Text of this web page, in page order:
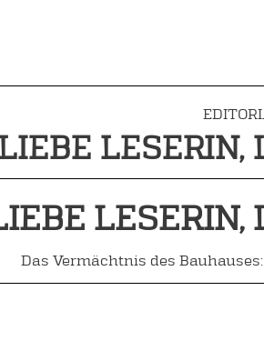
LESERIN,
LESERIN,
Das Vermächtnis des